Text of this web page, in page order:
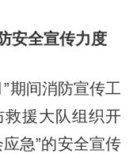
安全宣传力度
间消防宣传工
援大队组织开
急”的安全宣传